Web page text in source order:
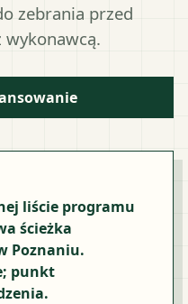
zebrania przed
liście programu
ścieżka
Poznaniu.
punkt